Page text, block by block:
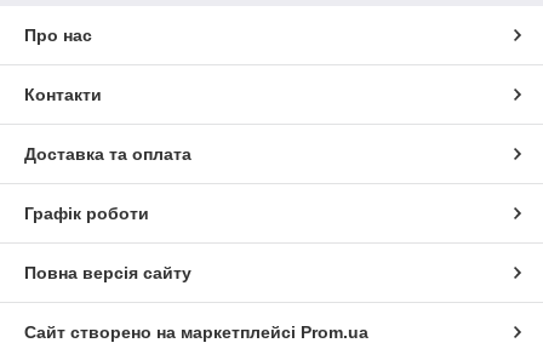
Про нас
Контакти
Доставка та оплата
Графік роботи
Повна версія сайту
Сайт створено на маркетплейсі Prom.ua